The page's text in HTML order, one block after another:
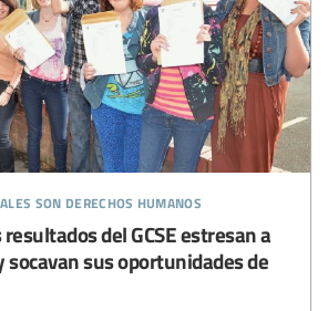
son derechos humanos
del GCSE estresan a
sus oportunidades de